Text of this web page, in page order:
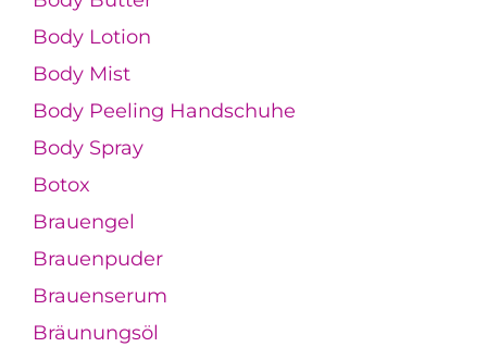
Body Lotion
Body Mist
Body Peeling Handschuhe
Body Spray
Botox
Brauengel
Brauenpuder
Brauenserum
Bräunungsöl